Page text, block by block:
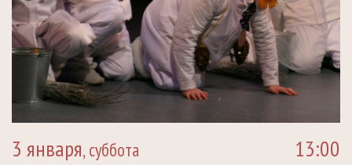
3 января, суббота 13:00